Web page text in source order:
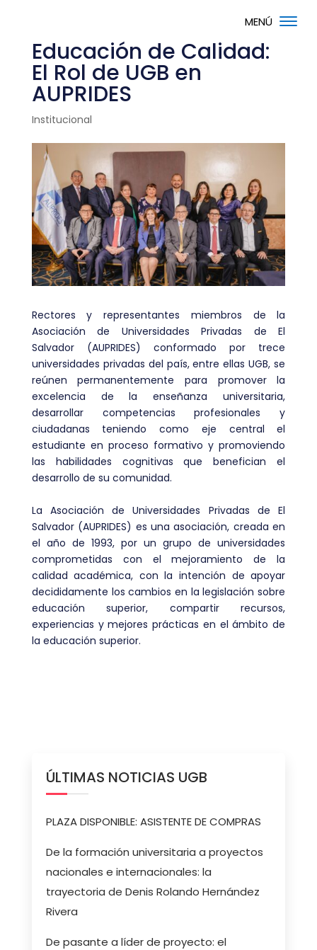
Educación de Calidad:
El Rol de UGB en
AUPRIDES
Institucional
Rectores y representantes miembros de la
Asociación de Universidades Privadas de El
Salvador (AUPRIDES) conformado por trece
universidades privadas del país, entre ellas UGB, se
reúnen permanentemente para promover la
excelencia de la enseñanza universitaria,
desarrollar competencias profesionales y
ciudadanas teniendo como eje central el
estudiante en proceso formativo y promoviendo
las habilidades cognitivas que benefician el
desarrollo de su comunidad.
La Asociación de Universidades Privadas de El
Salvador (AUPRIDES) es una asociación, creada en
el año de 1993, por un grupo de universidades
comprometidas con el mejoramiento de la
calidad académica, con la intención de apoyar
decididamente los cambios en la legislación sobre
educación superior, compartir recursos,
experiencias y mejores prácticas en el ámbito de
la educación superior.
ÚLTIMAS NOTICIAS UGB
PLAZA DISPONIBLE: ASISTENTE DE COMPRAS
De la formación universitaria a proyectos
nacionales e internacionales: la
trayectoria de Denis Rolando Hernández
Rivera
De pasante a líder de proyecto: el